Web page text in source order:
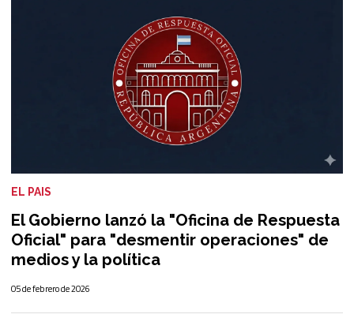
El Gobierno lanzó la "Oficina de Respuesta
Oficial" para "desmentir operaciones" de
medios y la política
EL PAIS
05 de febrero de 2026